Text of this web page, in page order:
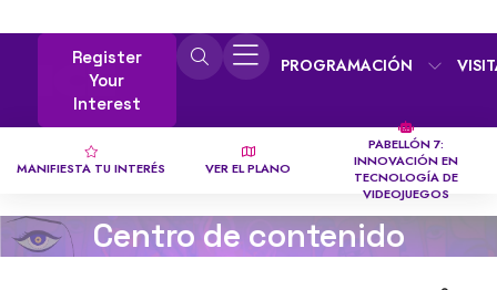
Register
Your
Interest
PROGRAMACIÓN
MANIFIESTA TU INTERÉS VER EL PLANO
PABELLÓN 7:
INNOVACIÓN EN
TECNOLOGÍA DE
VIDEOJUEGOS
Centro de contenido